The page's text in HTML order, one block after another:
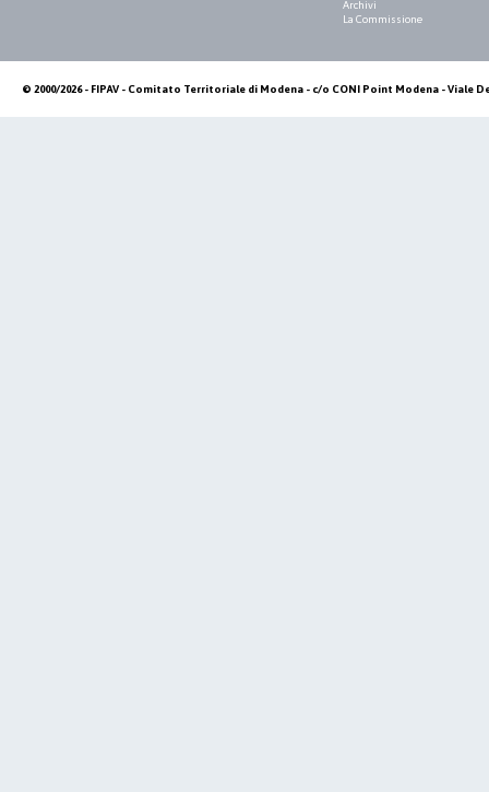
Archivi
La Commissione
© 2000/2026 - FIPAV - Comitato Territoriale di Modena - c/o CONI Point Modena - Viale